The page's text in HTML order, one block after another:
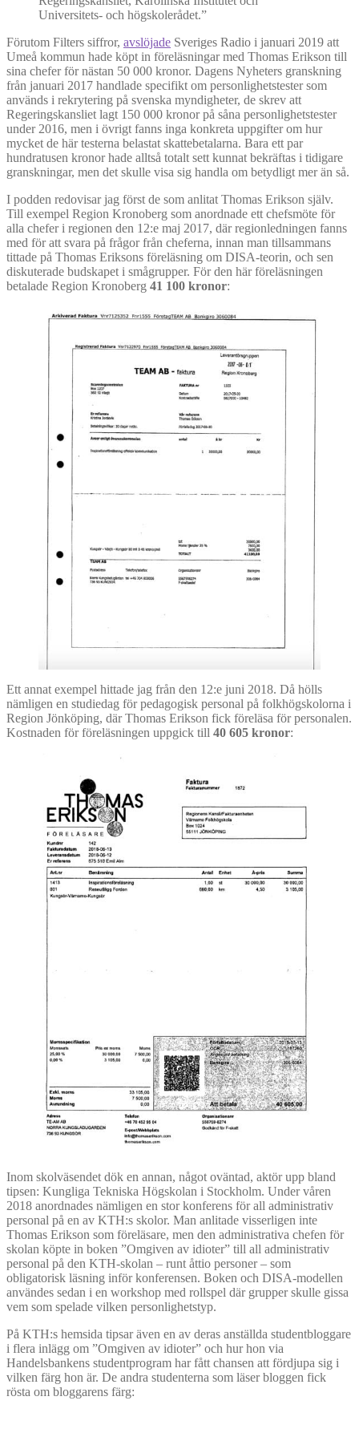
Universitets- och högskolerådet.”
Förutom Filters siffror, avslöjade Sveriges Radio i januari 2019 att
Umeå kommun hade köpt in föreläsningar med Thomas Erikson till
sina chefer för nästan 50 000 kronor. Dagens Nyheters granskning
från januari 2017 handlade specifikt om personlighetstester som
används i rekrytering på svenska myndigheter, de skrev att
Regeringskansliet lagt 150 000 kronor på såna personlighetstester
under 2016, men i övrigt fanns inga konkreta uppgifter om hur
mycket de här testerna belastat skattebetalarna. Bara ett par
hundratusen kronor hade alltså totalt sett kunnat bekräftas i tidigare
granskningar, men det skulle visa sig handla om betydligt mer än så.
I podden redovisar jag först de som anlitat Thomas Erikson själv.
Till exempel Region Kronoberg som anordnade ett chefsmöte för
alla chefer i regionen den 12:e maj 2017, där regionledningen fanns
med för att svara på frågor från cheferna, innan man tillsammans
tittade på Thomas Eriksons föreläsning om DISA-teorin, och sen
diskuterade budskapet i smågrupper. För den här föreläsningen
betalade Region Kronoberg 41 100 kronor:
Ett annat exempel hittade jag från den 12:e juni 2018. Då hölls
nämligen en studiedag för pedagogisk personal på folkhögskolorna i
Region Jönköping, där Thomas Erikson fick föreläsa för personalen.
Kostnaden för föreläsningen uppgick till 40 605 kronor:
Inom skolväsendet dök en annan, något oväntad, aktör upp bland
tipsen: Kungliga Tekniska Högskolan i Stockholm. Under våren
2018 anordnades nämligen en stor konferens för all administrativ
personal på en av KTH:s skolor. Man anlitade visserligen inte
Thomas Erikson som föreläsare, men den administrativa chefen för
skolan köpte in boken ”Omgiven av idioter” till all administrativ
personal på den KTH-skolan – runt åttio personer – som
obligatorisk läsning inför konferensen. Boken och DISA-modellen
användes sedan i en workshop med rollspel där grupper skulle gissa
vem som spelade vilken personlighetstyp.
På KTH:s hemsida tipsar även en av deras anställda studentbloggare
i flera inlägg om ”Omgiven av idioter” och hur hon via
Handelsbankens studentprogram har fått chansen att fördjupa sig i
vilken färg hon är. De andra studenterna som läser bloggen fick
rösta om bloggarens färg: